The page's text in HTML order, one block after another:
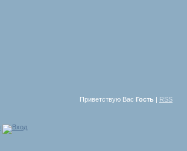
Приветствую Вас Гость | RSS
Вход